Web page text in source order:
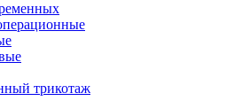
трикотаж